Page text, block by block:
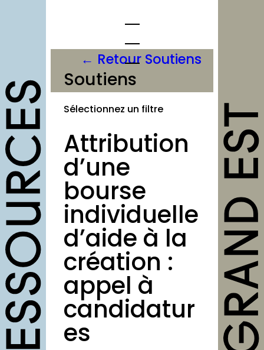
opportunités
Appels à
candidature
Offres d’emploi et
stage
Formations
Soutiens
Mutualisation
outils
Fiches pratiques
Modèles
← Retour Soutiens
Soutiens
Sélectionnez un filtre
Attribution
d’une
bourse
individuelle
d’aide à la
création :
appel à
candidatur
es